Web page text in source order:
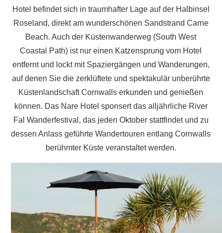
Hotel befindet sich in traumhafter Lage auf der Halbinsel
Roseland, direkt am wunderschönen Sandstrand Carne
Beach. Auch der Küstenwanderweg (South West
Coastal Path) ist nur einen Katzensprung vom Hotel
entfernt und lockt mit Spaziergängen und Wanderungen,
auf denen Sie die zerklüftete und spektakulär unberührte
Küstenlandschaft Cornwalls erkunden und genießen
können. Das Nare Hotel sponsert das alljährliche River
Fal Wanderfestival, das jeden Oktober stattfindet und zu
dessen Anlass geführte Wandertouren entlang Cornwalls
berühmter Küste veranstaltet werden.